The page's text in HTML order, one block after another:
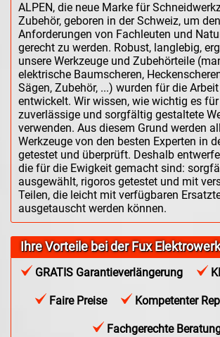
ALPEN, die neue Marke für
Zubehör, geboren in der Schweiz, um den
Anforderungen von Fachleuten und
gerecht zu werden. Robust, langlebig,
unsere Werkzeuge und Zubehörteile
elektrische Baumscheren,
Sägen, Zubehör, ...) wurden für die
entwickelt. Wir wissen, wie wichtig es
zuverlässige und sorgfältig gestaltete
verwenden. Aus diesem Grund werden
Werkzeuge von den besten Experten in
getestet und überprüft. Deshalb
die für die Ewigkeit gemacht sind:
ausgewählt, rigoros getestet und mit
Teilen, die leicht mit verfügbaren
ausgetauscht werden können.
Ihre Vorteile bei der Fux
GRATIS Garantieverlängerung
Faire Preise Kompetenter
Fachgerechte